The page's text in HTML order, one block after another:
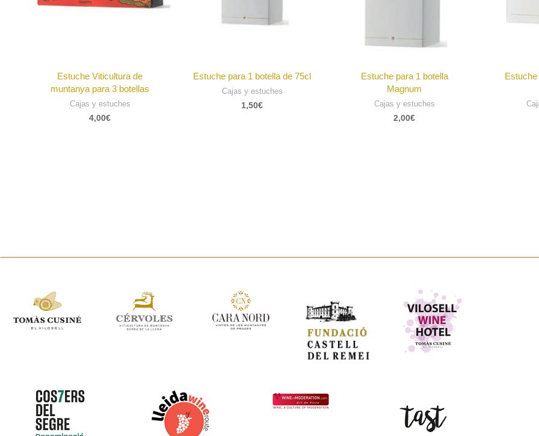
Estuche Viticultura de
muntanya para 3 botellas
Cajas y estuches
4,00€
Estuche para 1 botella de 75cl
Cajas y estuches
1,50€
Estuche para 1 botella
Magnum
Cajas y estuches
2,00€